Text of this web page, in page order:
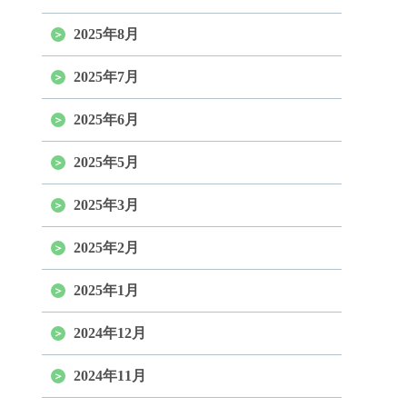
2025年8月
2025年7月
2025年6月
2025年5月
2025年3月
2025年2月
2025年1月
2024年12月
2024年11月